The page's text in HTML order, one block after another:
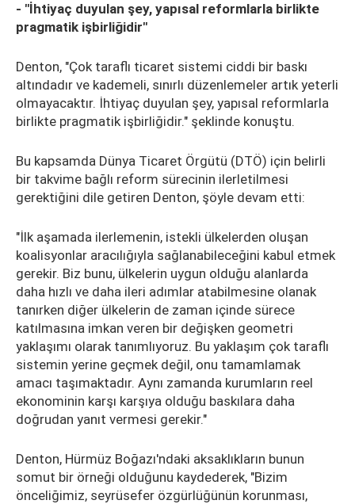
- "İhtiyaç duyulan şey, yapısal reformlarla birlikte
pragmatik işbirliğidir"
Denton, "Çok taraflı ticaret sistemi ciddi bir baskı
altındadır ve kademeli, sınırlı düzenlemeler artık yeterli
olmayacaktır. İhtiyaç duyulan şey, yapısal reformlarla
birlikte pragmatik işbirliğidir." şeklinde konuştu.
Bu kapsamda Dünya Ticaret Örgütü (DTÖ) için belirli
bir takvime bağlı reform sürecinin ilerletilmesi
gerektiğini dile getiren Denton, şöyle devam etti:
"İlk aşamada ilerlemenin, istekli ülkelerden oluşan
koalisyonlar aracılığıyla sağlanabileceğini kabul etmek
gerekir. Biz bunu, ülkelerin uygun olduğu alanlarda
daha hızlı ve daha ileri adımlar atabilmesine olanak
tanırken diğer ülkelerin de zaman içinde sürece
katılmasına imkan veren bir değişken geometri
yaklaşımı olarak tanımlıyoruz. Bu yaklaşım çok taraflı
sistemin yerine geçmek değil, onu tamamlamak
amacı taşımaktadır. Aynı zamanda kurumların reel
ekonominin karşı karşıya olduğu baskılara daha
doğrudan yanıt vermesi gerekir."
Denton, Hürmüz Boğazı'ndaki aksaklıkların bunun
somut bir örneği olduğunu kaydederek, "Bizim
önceliğimiz, seyrüsefer özgürlüğünün korunması,